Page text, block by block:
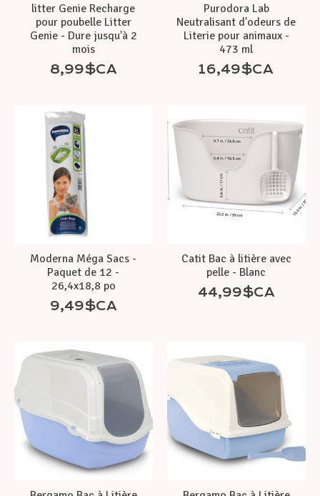
litter Genie Recharge
pour poubelle Litter
Genie - Dure jusqu'à 2
mois
8,99$CA
Purodora Lab
Neutralisant d'odeurs de
Literie pour animaux -
473 ml
16,49$CA
Moderna Méga Sacs -
Paquet de 12 -
26,4x18,8 po
9,49$CA
Catit Bac à litière avec
pelle - Blanc
44,99$CA